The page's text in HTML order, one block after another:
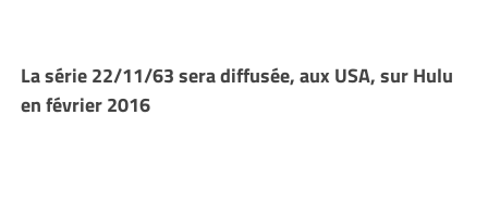
La série 22/11/63 sera diffusée, aux USA, sur Hulu
en février 2016